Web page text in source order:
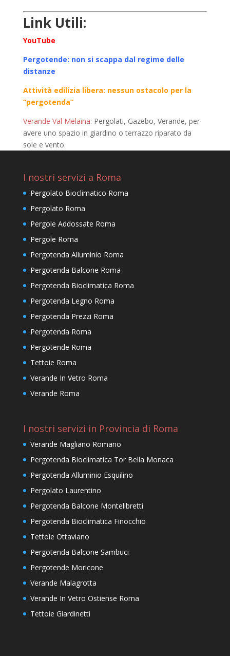
Link Utili:
YouTube
Pergotende: non si scappa dal regime delle
distanze
Attività edilizia libera: nessun ostacolo per la
“pergotenda”
Verande Val Melaina: Pergolati, Gazebo, Verande, per
avere uno spazio in giardino o terrazzo riparato da
sole e vento.
I nostri servizi a Roma
Pergolato Bioclimatico Roma
Pergolato Roma
Pergole Addossate Roma
Pergole Roma
Pergotenda Alluminio Roma
Pergotenda Balcone Roma
Pergotenda Bioclimatica Roma
Pergotenda Legno Roma
Pergotenda Prezzi Roma
Pergotenda Roma
Pergotende Roma
Tettoie Roma
Verande In Vetro Roma
Verande Roma
I nostri servizi in Provincia di Roma
Verande Magliano Romano
Pergotenda Bioclimatica Tor Bella Monaca
Pergotenda Alluminio Esquilino
Pergolato Laurentino
Pergotenda Balcone Montelibretti
Pergotenda Bioclimatica Finocchio
Tettoie Ottaviano
Pergotenda Balcone Sambuci
Pergotende Moricone
Verande Malagrotta
Verande In Vetro Ostiense Roma
Tettoie Giardinetti